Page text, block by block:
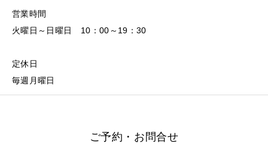
営業時間
火曜日～日曜日 10：00～19：30
定休日
毎週月曜日
ご予約・お問合せ